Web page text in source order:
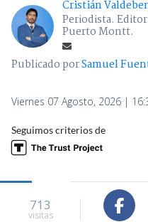
Cristián
Periodista.
Puerto Montt.
Publicado porSamuel
Viernes 07 Agosto, 2026 |
Seguimos criterios de
713
visitas